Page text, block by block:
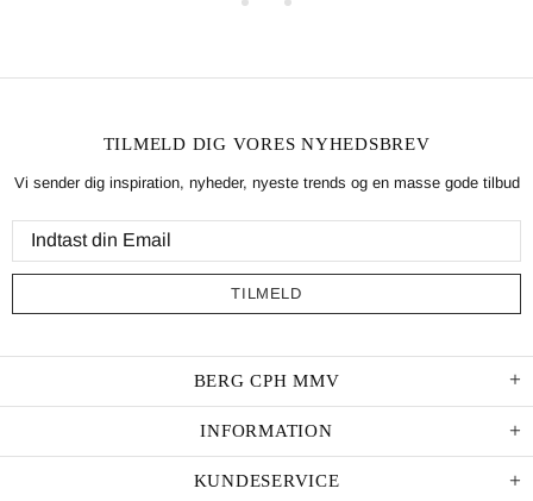
TILMELD DIG VORES NYHEDSBREV
Vi sender dig inspiration, nyheder, nyeste trends og en masse gode tilbud
BERG CPH MMV
INFORMATION
KUNDESERVICE